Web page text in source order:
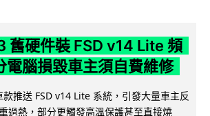
舊硬件裝 FSD v14 Lite 頻
電腦損毀車主須自費維修
推送 FSD v14 Lite 系統，引發大量車主反
過熱，部分更觸發高溫保護甚至直接燒